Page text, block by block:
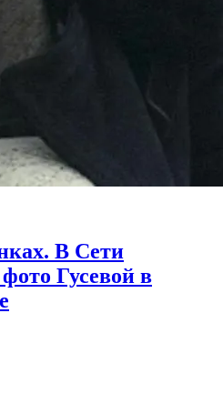
В Сети
Гусевой в